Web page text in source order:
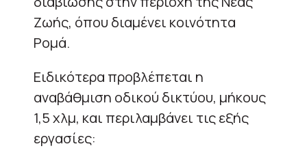
Ζωής, όπου διαμένει κοινότητα
Ρομά.
Ειδικότερα προβλέπεται η
αναβάθμιση οδικού δικτύου, μήκους
1,5 χλμ, και περιλαμβάνει τις εξής
εργασίες: